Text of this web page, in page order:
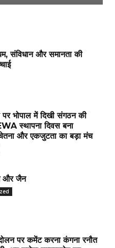
संविधान और समानता की
भोपाल में दिखी संगठन की
स्थापना दिवस बना
और एकजुटता का बड़ा मंच
और जैन
पर कमेंट करना कंगना रनौत